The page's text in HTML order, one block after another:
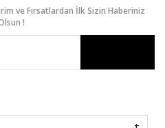
ve Fırsatlardan İlk Sizin Haberiniz
!